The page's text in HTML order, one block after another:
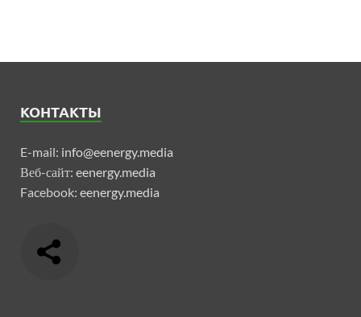
КОНТАКТЫ
E-mail: info@eenergy.media
Веб-сайт: eenergy.media
Facebook: eenergy.media